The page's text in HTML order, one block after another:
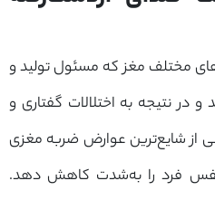
مختلف مغز که مسئول تولید و
در نتیجه به اختلالات گفتاری و
از شایع‌ترین عوارض ضربه مغزی
نفس فرد را به‌شدت کاهش دهد.